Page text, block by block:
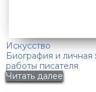
Искусство
Биография и
работы писателя
Читать далее